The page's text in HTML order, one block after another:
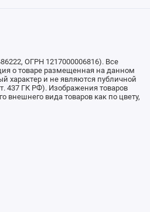
ОГРН 1217000006816). Все
о товаре размещенная на данном
характер и не являются публичной
437 ГК РФ). Изображения товаров
внешнего вида товаров как по цвету,